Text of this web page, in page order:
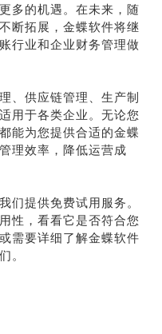
多的机遇。在未来，随
断拓展，金蝶软件将继
行业和企业财务管理做
、供应链管理、生产制
用于各类企业。无论您
能为您提供合适的金蝶
理效率，降低运营成
们提供免费试用服务。
性，看看它是否符合您
需要详细了解金蝶软件
。